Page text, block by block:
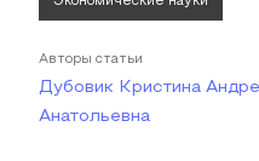
Авторы статьи
Дубовик Кристина
Анатольевна